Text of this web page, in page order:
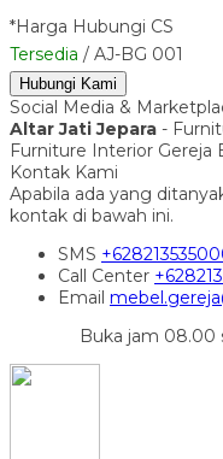
*Harga Hubungi CS
Tersedia / AJ-BG 001
Hubungi Kami
Social Media &
Altar Jati Jepara -
Furniture Interior Gereja
Kontak Kami
Apabila ada yang
kontak di bawah ini.
SMS
Call Center
Email
Buka jam 08.00